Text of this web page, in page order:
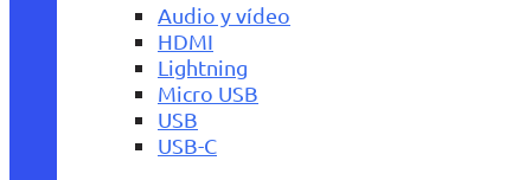
Audio y vídeo
HDMI
Lightning
Micro USB
USB
USB-C